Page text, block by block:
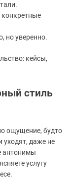
но уверенно.
кейсы,
стиль
ощущение, будто
даже не
антонимы
услугу